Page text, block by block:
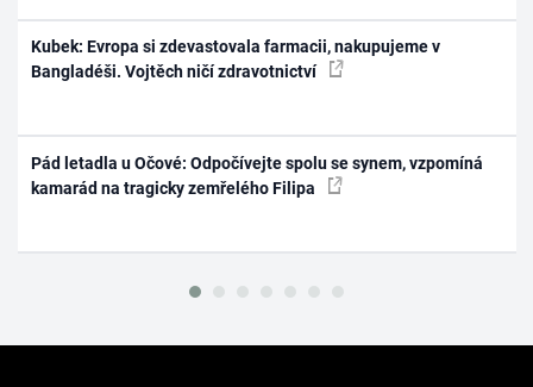
Kubek: Evropa si zdevastovala farmacii, nakupujeme v
Bangladéši. Vojtěch ničí zdravotnictví
Pád letadla u Očové: Odpočívejte spolu se synem, vzpomíná
kamarád na tragicky zemřelého Filipa